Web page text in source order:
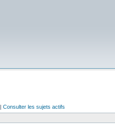
| Consulter les sujets actifs